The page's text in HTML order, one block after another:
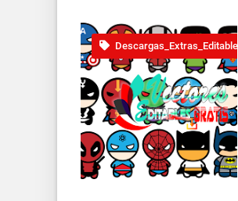
Descargas_Extras_Editable